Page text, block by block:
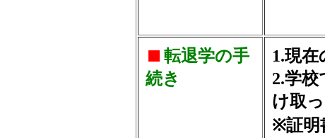
転退学の手
続き
1.現在
2.学校
け取
※証明